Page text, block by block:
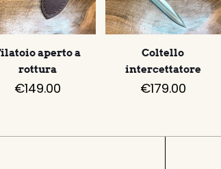
aperto a
rottura
€149.00
Coltello
intercettatore
€179.00